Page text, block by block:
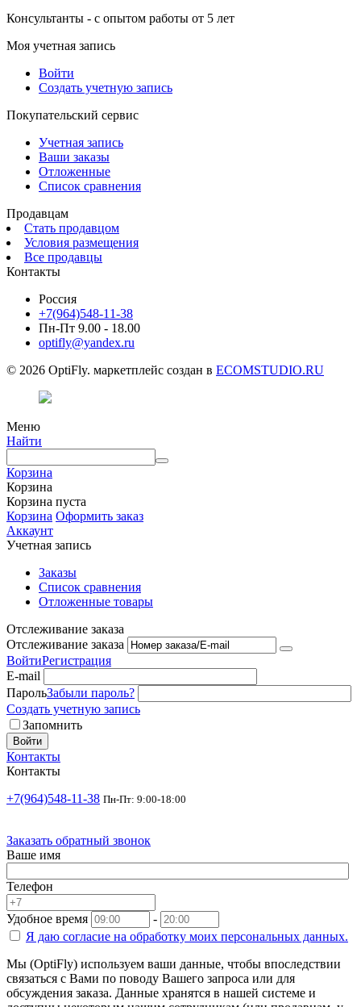
Консультанты - с опытом работы от 5 лет
Моя учетная запись
Войти
Создать учетную запись
Покупательский сервис
Учетная запись
Ваши заказы
Отложенные
Список сравнения
Продавцам
Стать продавцом
Условия размещения
Все продавцы
Контакты
Россия
+7(964)548-11-38
Пн-Пт 9.00 - 18.00
optifly@yandex.ru
© 2026 OptiFly. маркетплейс создан в ECOMSTUDIO.RU
Меню
Найти
Корзина
Корзина
Корзина пуста
Корзина Оформить заказ
Аккаунт
Учетная запись
Заказы
Список сравнения
Отложенные товары
Отслеживание заказа
Отслеживание заказа
ВойтиРегистрация
E-mail
ПарольЗабыли пароль?
Создать учетную запись
Запомнить
Войти
Контакты
Контакты
+7(964)548-11-38 Пн-Пт: 9:00-18:00
Заказать обратный звонок
Ваше имя
Телефон
Удобное время
-
Я даю согласие на обработку моих персональных данных.
Мы (OptiFly) используем ваши данные, чтобы впоследствии
связаться с Вами по поводу Вашего запроса или для
обсуждения заказа. Данные хранятся в нашей системе и